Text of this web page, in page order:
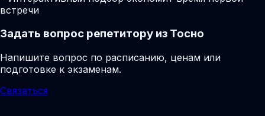
встречи
Задать вопрос репетитору из Тосно
Напишите вопрос по расписанию, ценам или
подготовке к экзаменам.
Связаться